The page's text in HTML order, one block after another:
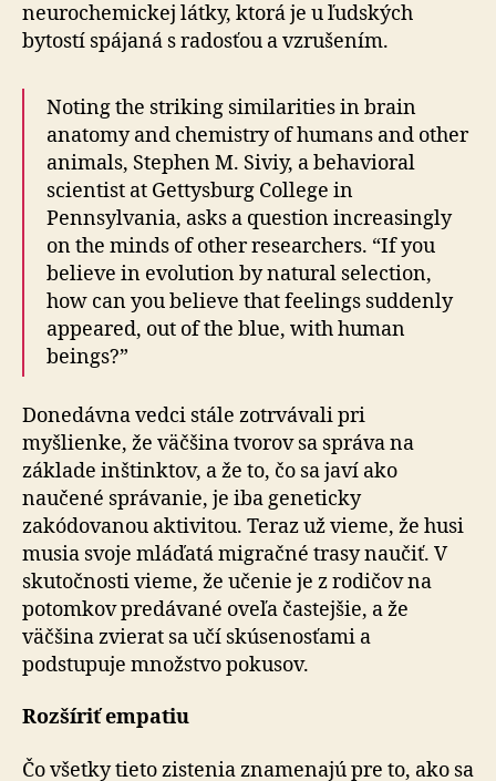
neurochemickej látky, ktorá je u ľudských
bytostí spájaná s radosťou a vzrušením.
Noting the striking similarities in brain
anatomy and chemistry of humans and other
animals, Stephen M. Siviy, a behavioral
scientist at Gettysburg College in
Pennsylvania, asks a question increasingly
on the minds of other researchers. “If you
believe in evolution by natural selection,
how can you believe that feelings suddenly
appeared, out of the blue, with human
beings?”
Donedávna vedci stále zotrvávali pri
myšlienke, že väčšina tvorov sa správa na
základe inštinktov, a že to, čo sa javí ako
naučené správanie, je iba geneticky
zakódovanou aktivitou. Teraz už vieme, že husi
musia svoje mláďatá migračné trasy naučiť. V
skutočnosti vieme, že učenie je z rodičov na
potomkov predávané oveľa častejšie, a že
väčšina zvierat sa učí skúsenosťami a
podstupuje množstvo pokusov.
Rozšíriť empatiu
Čo všetky tieto zistenia znamenajú pre to, ako sa